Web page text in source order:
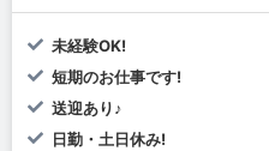
未経験OK!
短期のお仕事です!
送迎あり♪
日勤・土日休み!